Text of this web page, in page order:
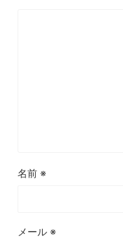
名前 ※
メール ※